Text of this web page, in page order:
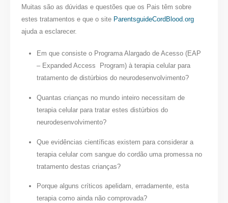
Muitas são as dúvidas e questões que os Pais têm sobre
estes tratamentos e que o site ParentsguideCordBlood.org
ajuda a esclarecer.
Em que consiste o Programa Alargado de Acesso (EAP
– Expanded Access Program) à terapia celular para
tratamento de distúrbios do neurodesenvolvimento?
Quantas crianças no mundo inteiro necessitam de
terapia celular para tratar estes distúrbios do
neurodesenvolvimento?
Que evidências científicas existem para considerar a
terapia celular com sangue do cordão uma promessa no
tratamento destas crianças?
Porque alguns críticos apelidam, erradamente, esta
terapia como ainda não comprovada?